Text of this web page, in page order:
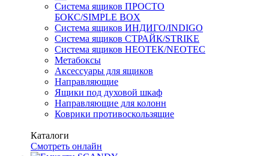
Система ящиков ПРОСТО
БОКС/SIMPLE BOX
Система ящиков ИНДИГО/INDIGO
Система ящиков СТРАЙК/STRIKE
Система ящиков НЕОТЕК/NEOTEC
Метабоксы
Аксессуары для ящиков
Направляющие
Ящики под духовой шкаф
Направляющие для колонн
Коврики противоскользящие
Каталоги
Смотреть онлайн